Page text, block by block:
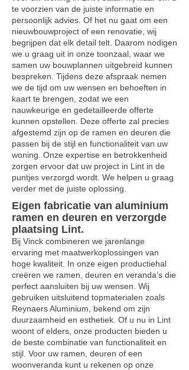
te voorzien van de juiste informatie en
persoonlijk advies. Of het nu gaat om een
nieuwbouwproject of een renovatie, wij
begrijpen dat elk detail telt. Daarom nodigen
we u graag uit in onze toonzaal, waar we
samen uw bouwplannen uitgebreid kunnen
bespreken. Tijdens deze afspraak nemen
we de tijd om uw wensen en behoeften in
kaart te brengen, zodat we een
nauwkeurige en gedetailleerde offerte
kunnen opstellen. Deze offerte zal precies
afgestemd zijn op de ramen en deuren die
passen bij de stijl en functionaliteit van uw
woning. Onze expertise en betrokkenheid
zorgen ervoor dat uw project in Lint in de
puntjes verzorgd wordt. We helpen u graag
verder met de juiste oplossing.
Eigen fabricatie van aluminium
ramen en deuren en verzorgde
plaatsing Lint.
Bij Vinck combineren we jarenlange
ervaring met maatwerkoplossingen van
hoge kwaliteit. In onze eigen productiehal
creëren we ramen, deuren en veranda’s die
perfect aansluiten bij uw wensen. Wij
gebruiken uitsluitend topmaterialen zoals
Reynaers Aluminium, bekend om zijn
duurzaamheid en esthetiek. Of u nu in Lint
woont of elders, onze producten bieden u
de beste combinatie van functionaliteit en
stijl. Voor uw ramen, deuren of een
woonveranda kunt u rekenen op onze